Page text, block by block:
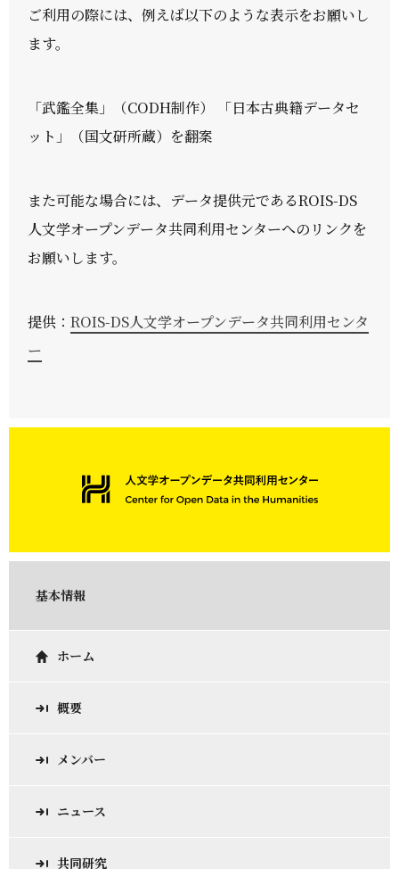
ご利用の際には、例えば以下のような表示をお願いし
ます。
「武鑑全集」（CODH制作） 「日本古典籍データセ
ット」（国文研所蔵）を翻案
また可能な場合には、データ提供元であるROIS-DS
人文学オープンデータ共同利用センターへのリンクを
お願いします。
提供：ROIS-DS人文学オープンデータ共同利用センタ
ー
基本情報
ホーム
概要
メンバー
ニュース
共同研究